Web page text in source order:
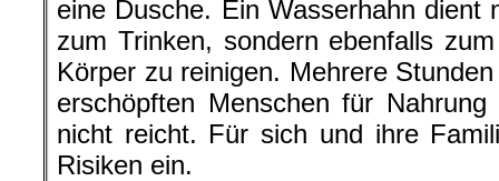
eine Dusche. Ein Wasserhahn dient
zum Trinken, sondern ebenfalls
Körper zu reinigen. Mehrere
erschöpften Menschen für
nicht reicht. Für sich und ihre
Risiken ein.